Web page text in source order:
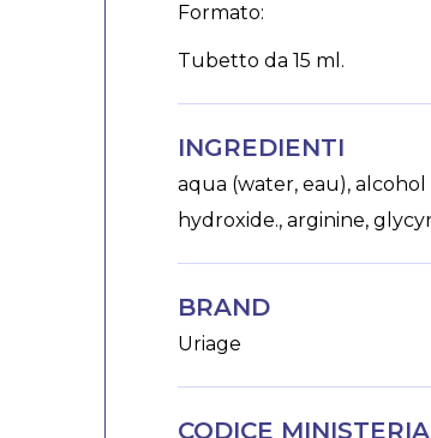
Formato:
Tubetto da 15 ml.
INGREDIENTI
aqua (water, eau),
hydroxide., arginine,
BRAND
Uriage
CODICE